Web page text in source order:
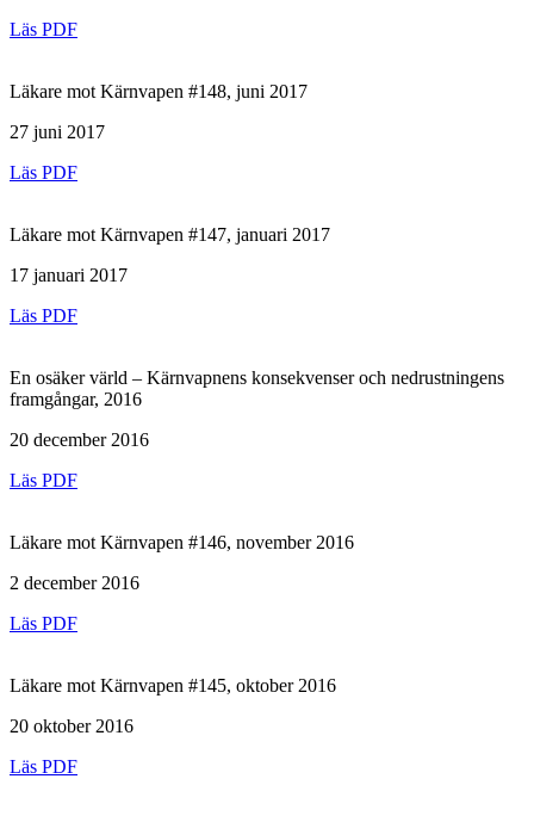
Läs PDF
Läkare mot Kärnvapen #148, juni 2017
27 juni 2017
Läs PDF
Läkare mot Kärnvapen #147, januari 2017
17 januari 2017
Läs PDF
En osäker värld – Kärnvapnens konsekvenser och nedrustningens
framgångar, 2016
20 december 2016
Läs PDF
Läkare mot Kärnvapen #146, november 2016
2 december 2016
Läs PDF
Läkare mot Kärnvapen #145, oktober 2016
20 oktober 2016
Läs PDF